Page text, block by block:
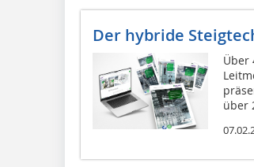
Der hybride
Über
über